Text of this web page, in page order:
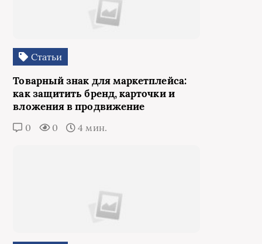
Статьи
Товарный знак для маркетплейса:
как защитить бренд, карточки и
вложения в продвижение
0 0 4 мин.